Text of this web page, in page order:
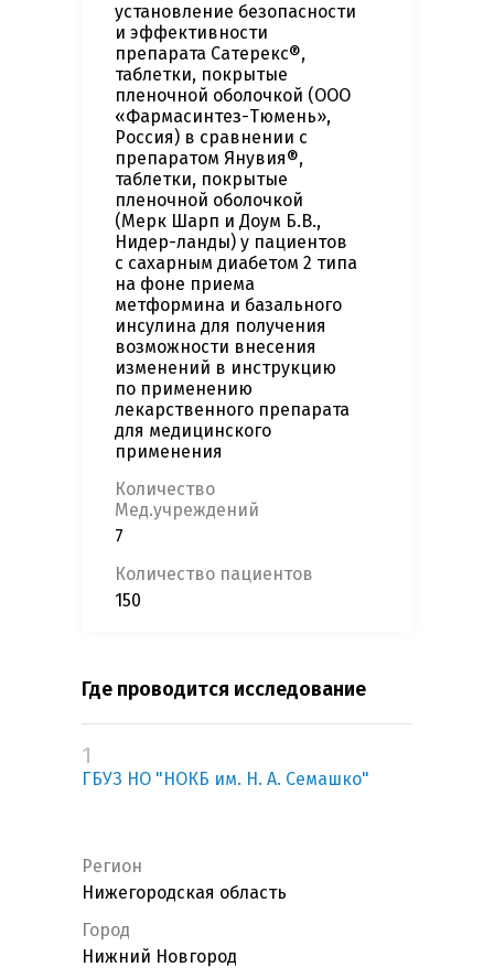
установление безопасности
и эффективности
препарата Сатерекс®,
таблетки, покрытые
пленочной оболочкой (ООО
«Фармасинтез-Тюмень»,
Россия) в сравнении с
препаратом Янувия®,
таблетки, покрытые
пленочной оболочкой
(Мерк Шарп и Доум Б.В.,
Нидер-ланды) у пациентов
с сахарным диабетом 2 типа
на фоне приема
метформина и базального
инсулина для получения
возможности внесения
изменений в инструкцию
по применению
лекарственного препарата
для медицинского
применения
Количество
Мед.учреждений
7
Количество пациентов
150
Где проводится исследование
1
ГБУЗ НО "НОКБ им. Н. А. Семашко"
Регион
Нижегородская область
Город
Нижний Новгород